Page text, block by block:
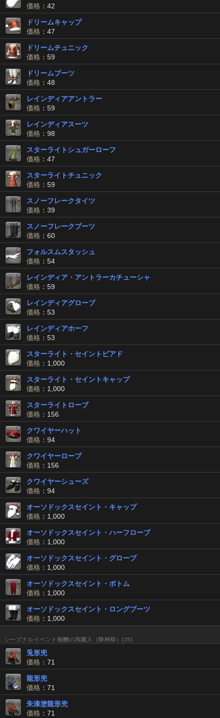
価格 ：42
ドリームキャップ
価格 ：47
ドリームチュニック
価格 ：59
ドリームブーツ
価格 ：48
レインディアアントラー
価格 ：59
レインディアスーツ
価格 ：98
スターライトシュガーローフ
価格 ：47
スターライトチュニック
価格 ：59
スノーフレークタイツ
価格 ：39
スノーフレークブーツ
価格 ：60
フォルスムスタッシュ
価格 ：54
レインディア・アントラーカチューシャ
価格 ：59
レインディアグローブ
価格 ：53
レインディアホーフ
価格 ：53
スターライト・セイントビアド
価格 ：1,000
スターライト・セイントキャップ
価格 ：1,000
スターライトローブ
価格 ：156
クワイヤーハット
価格 ：94
クワイヤーローブ
価格 ：156
クワイヤーシューズ
価格 ：94
オーソドックスセイント・キャップ
価格 ：1,000
オーソドックスセイント・ハーフローブ
価格 ：1,000
オーソドックスセイント・グローブ
価格 ：1,000
オーソドックスセイント・ボトム
価格 ：1,000
オーソドックスセイント・ロングブーツ
価格 ：1,000
シーズナルイベント報酬の再購入（降神祭）(35)
兎形兜
価格 ：71
龍形兜
価格 ：71
朱漆塗龍形兜
価格 ：71